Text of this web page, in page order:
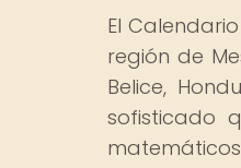
El
región de
Belice,
sofisticado